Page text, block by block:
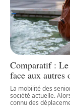
Comparatif :
face aux autres
La mobilité des
société actuelle.
connu des